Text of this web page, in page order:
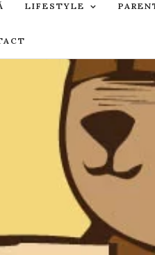
LIFESTYLE